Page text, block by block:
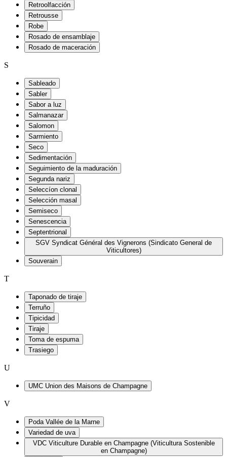
Retroolfacción
Retrousse
Robe
Rosado de ensamblaje
Rosado de maceración
S
Sableado
Sabler
Sabor a luz
Salmanazar
Salomon
Sarmiento
Seco
Sedimentación
Seguimiento de la maduración
Segunda nariz
Seleccíon clonal
Selección masal
Semiseco
Senescencia
Septentrional
SGV Syndicat Général des Vignerons (Sindicato General de
Viticultores)
Souverain
T
Taponado de tiraje
Terruño
Tipicidad
Tiraje
Toma de espuma
Trasiego
U
UMC Union des Maisons de Champagne
V
Poda Vallée de la Marne
Variedad de uva
VDC Viticulture Durable en Champagne (Viticultura Sostenible
en Champagne)